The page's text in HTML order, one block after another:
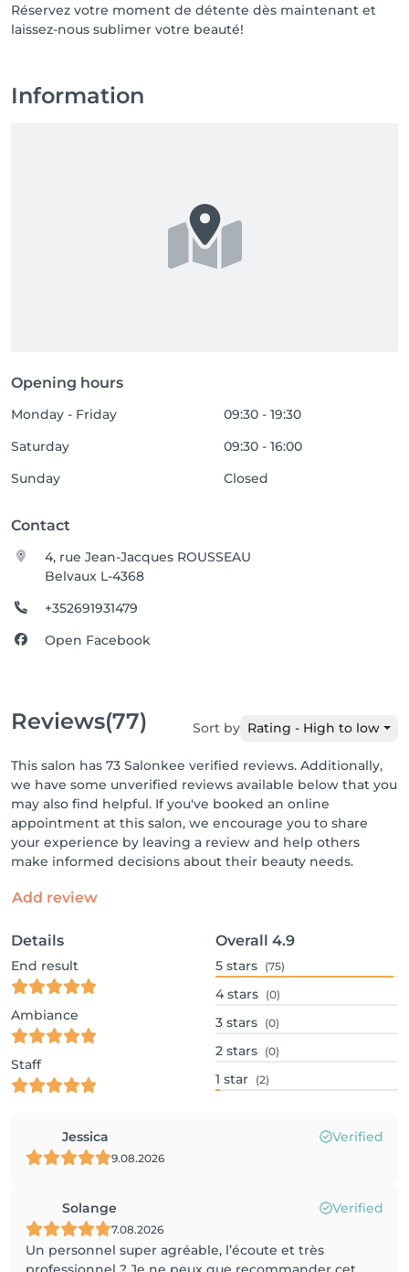
Réservez votre moment de détente dès maintenant et
laissez-nous sublimer votre beauté!
Information
Opening hours
Monday - Friday
09:30 - 19:30
Saturday
09:30 - 16:00
Sunday
Closed
Contact
4, rue Jean-Jacques ROUSSEAU
Belvaux L-4368
+352691931479
Open Facebook
Reviews(77) Sort by Rating - High to low
This salon has 73 Salonkee verified reviews. Additionally,
we have some unverified reviews available below that you
may also find helpful. If you've booked an online
appointment at this salon, we encourage you to share
your experience by leaving a review and help others
make informed decisions about their beauty needs.
Add review
Details
End result
Ambiance
Staff
Overall 4.9
5 stars (75)
4 stars (0)
3 stars (0)
2 stars (0)
1 star (2)
Jessica Verified
9.08.2026
Solange Verified
7.08.2026
Un personnel super agréable, l’écoute et très